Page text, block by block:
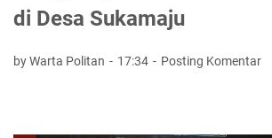
di Desa Sukamaju
by Warta Politan 17:34 Posting Komentar